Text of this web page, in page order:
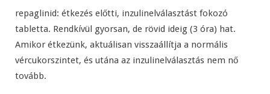
repaglinid: étkezés előtti, inzulinelválasztást fokozó
tabletta. Rendkívül gyorsan, de rövid ideig (3 óra) hat.
Amikor étkezünk, aktuálisan visszaállítja a normális
vércukorszintet, és utána az inzulinelválasztás nem nő
tovább.